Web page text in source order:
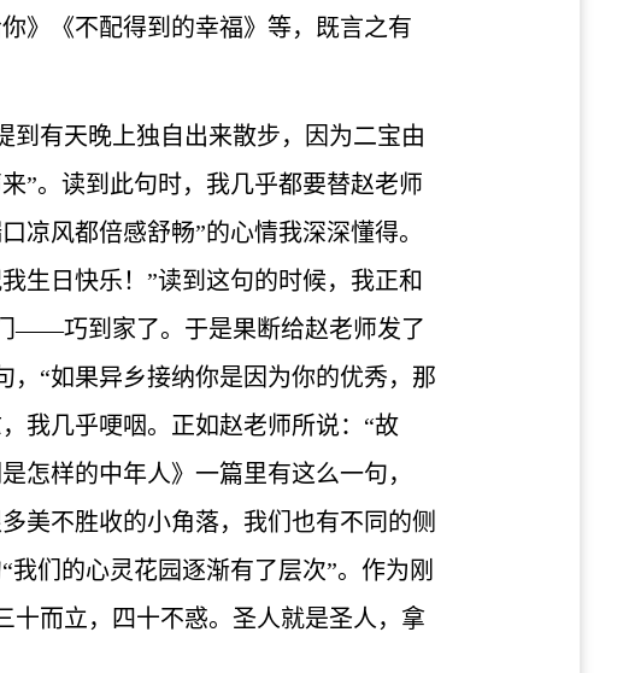
》《不配得到的幸福》等，既言之有
有天晚上独自出来散步，因为二宝由
”。读到此句时，我几乎都要替赵老师
风都倍感舒畅”的心情我深深懂得。
生日快乐！”读到这句的时候，我正和
——巧到家了。于是果断给赵老师发了
“如果异乡接纳你是因为你的优秀，那
我几乎哽咽。正如赵老师所说：“故
怎样的中年人》一篇里有这么一句，
美不胜收的小角落，我们也有不同的侧
们的心灵花园逐渐有了层次”。作为刚
十而立，四十不惑。圣人就是圣人，拿